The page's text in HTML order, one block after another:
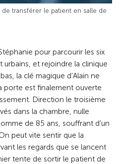
de transférer le patient en salle de
pour parcourir les six
et rejoindre la clinique
la clé magique d’Alain ne
porte est finalement ouverte
Direction le troisième
dans la chambre, nulle
de 85 ans, souffrant d’un
peut vite sentir que la
les regards que se lancent
tente de sortir le patient de